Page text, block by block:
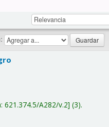
621.374.5/A282/v.2 (3).